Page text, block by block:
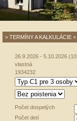
> TERMÍNY A KALKULÁCIE <
26.9.2026 - 5.10.2026
vlastná
1934232
Počet dospelých
Počet detí